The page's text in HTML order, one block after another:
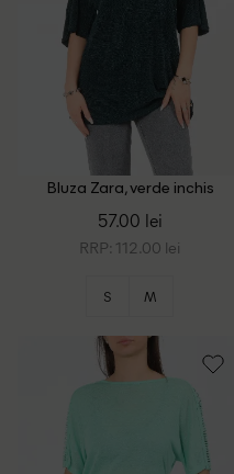
Bluza Zara, verde inchis
57.00 lei
RRP: 112.00 lei
S M